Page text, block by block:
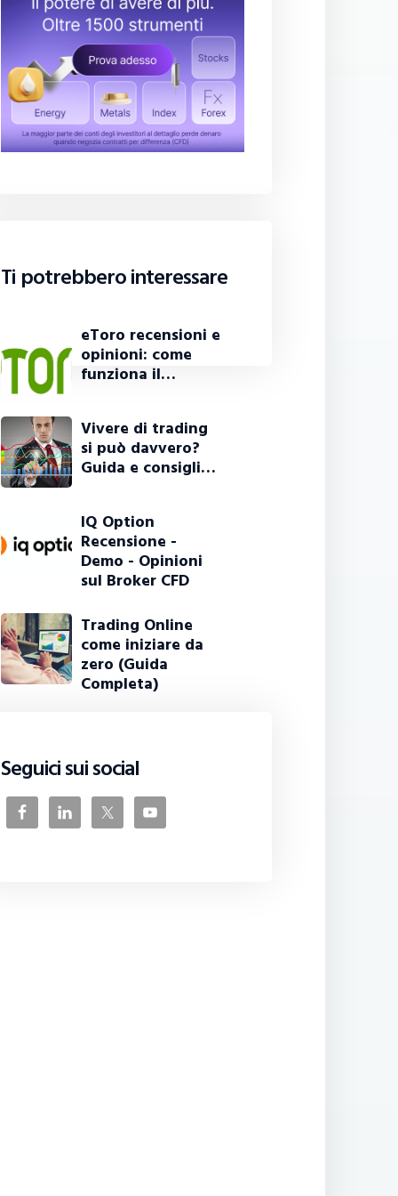
Ti potrebbero interessare
eToro recensioni e
opinioni: come
funziona il…
Vivere di trading
si può davvero?
Guida e consigli…
IQ Option
Recensione -
Demo - Opinioni
sul Broker CFD
Trading Online
come iniziare da
zero (Guida
Completa)
Seguici sui social